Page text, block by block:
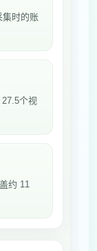
集时的账
个视
约 11